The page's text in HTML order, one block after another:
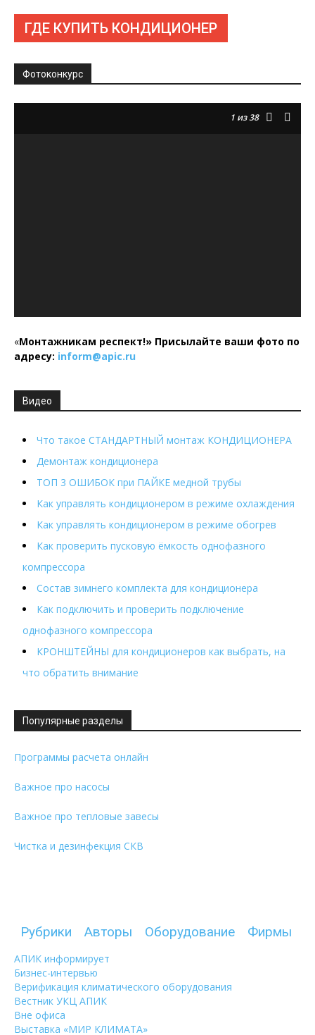
ГДЕ КУПИТЬ КОНДИЦИОНЕР
Фотоконкурс
1 из 38
«Монтажникам респект!» Присылайте ваши фото по
адресу: inform@apic.ru
Видео
Что такое СТАНДАРТНЫЙ монтаж КОНДИЦИОНЕРА
Демонтаж кондиционера
ТОП 3 ОШИБОК при ПАЙКЕ медной трубы
Как управлять кондиционером в режиме охлаждения
Как управлять кондиционером в режиме обогрев
Как проверить пусковую ёмкость однофазного
компрессора
Состав зимнего комплекта для кондиционера
Как подключить и проверить подключение
однофазного компрессора
КРОНШТЕЙНЫ для кондиционеров как выбрать, на
что обратить внимание
Популярные разделы
Программы расчета онлайн
Важное про насосы
Важное про тепловые завесы
Чистка и дезинфекция СКВ
Рубрики Авторы Оборудование Фирмы
АПИК информирует
Бизнес-интервью
Верификация климатического оборудования
Вестник УКЦ АПИК
Вне офиса
Выставка «МИР КЛИМАТА»